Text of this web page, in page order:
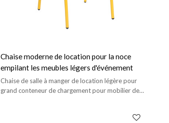
Chaise moderne de location pour la noce
empilant les meubles légers d'événement
Chaise de salle à manger de location légère pour
grand conteneur de chargement pour mobilier de